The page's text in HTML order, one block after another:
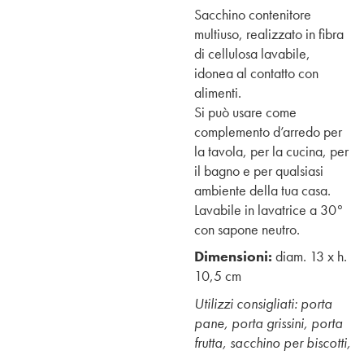
Sacchino contenitore
multiuso, realizzato in fibra
di cellulosa lavabile,
idonea al contatto con
alimenti.
Si può usare come
complemento d’arredo per
la tavola, per la cucina, per
il bagno e per qualsiasi
ambiente della tua casa.
Lavabile in lavatrice a 30°
con sapone neutro.
Dimensioni: diam. 13 x h.
10,5 cm
Utilizzi consigliati: porta
pane, porta grissini, porta
frutta, sacchino per biscotti,